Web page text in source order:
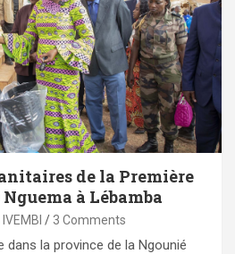
de la Première
à Lébamba
3 Comments
dans la province de la Ngounié